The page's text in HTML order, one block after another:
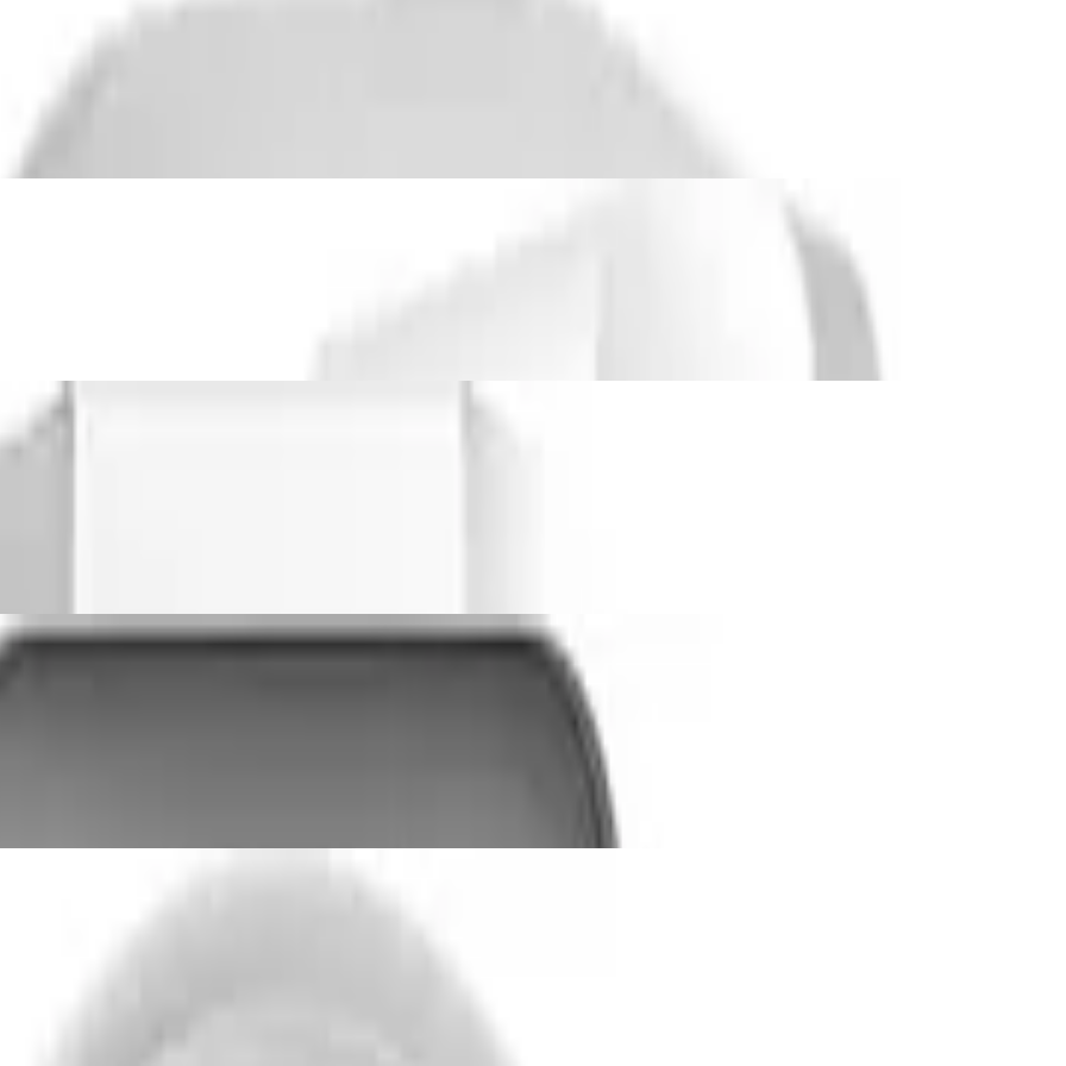
für den Außenbereich / IP65 Schutz gegen Wasser und
WiFi 2,4G / Android-iOS
mit Glocke und Winkel, Türklingel kabellos, Kamera Full HD 3 MP,
Echtzeitvideos,